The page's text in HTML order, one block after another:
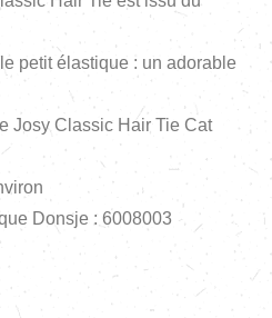
petit élastique : un adorable
Josy Classic Hair Tie Cat
Donsje : 6008003